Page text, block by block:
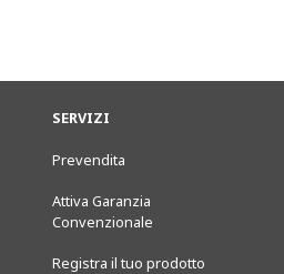
SERVIZI
Prevendita
Attiva Garanzia
Convenzionale
Registra il tuo prodotto